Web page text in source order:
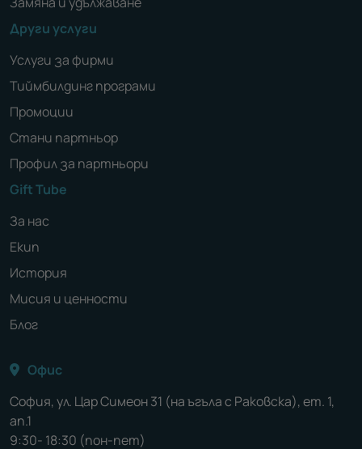
Други услуги
Услуги за фирми
Тиймбилдинг програми
Промоции
Стани партньор
Профил за партньори
Gift Tube
За нас
Екип
История
Мисия и ценности
Блог
Офис
София, ул. Цар Симеон 31 (на ъгъла с Раковска), ет. 1,
ап.1
9:30- 18:30 (пон-пет)